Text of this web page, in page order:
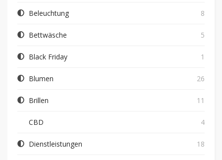
Beleuchtung 8
Bettwäsche 5
Black Friday 1
Blumen 26
Brillen 11
CBD 4
Dienstleistungen 18